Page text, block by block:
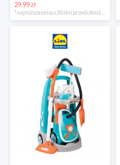
29.99 zł
*najniższa cena z 30 dni przed obniżką